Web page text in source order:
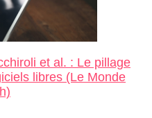
et al. : Le pillage
libres (Le Monde